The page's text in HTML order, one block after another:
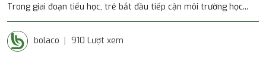
Trong giai đoạn tiểu học, trẻ bắt đầu tiếp cận môi trường học...
bolaco 910 Lượt xem